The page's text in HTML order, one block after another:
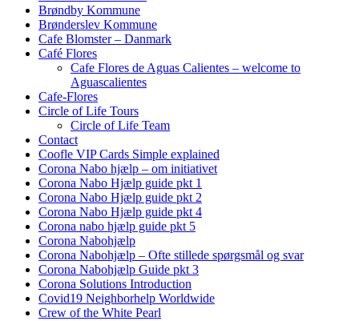
Brøndby Kommune
Brønderslev Kommune
Cafe Blomster – Danmark
Café Flores
Cafe Flores de Aguas Calientes – welcome to
Aguascalientes
Cafe-Flores
Circle of Life Tours
Circle of Life Team
Contact
Coofle VIP Cards Simple explained
Corona Nabo hjælp – om initiativet
Corona Nabo Hjælp guide pkt 1
Corona Nabo Hjælp guide pkt 2
Corona Nabo Hjælp guide pkt 4
Corona nabo hjælp guide pkt 5
Corona Nabohjælp
Corona Nabohjælp – Ofte stillede spørgsmål og svar
Corona Nabohjælp Guide pkt 3
Corona Solutions Introduction
Covid19 Neighborhelp Worldwide
Crew of the White Pearl